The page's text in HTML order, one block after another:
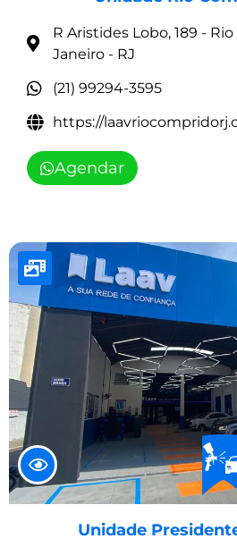
R Aristides Lobo, 189 -
Janeiro - RJ
(21) 99294-3595
https://
Agendar
Unidade